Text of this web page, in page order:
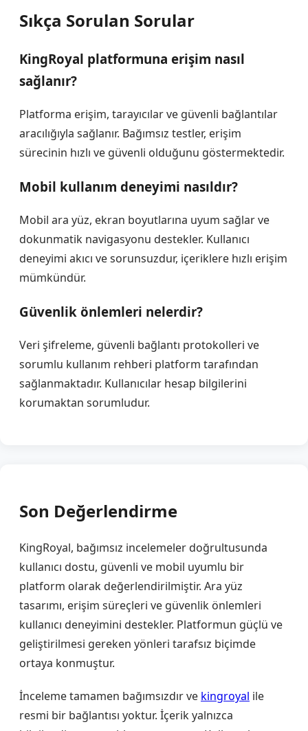
Sıkça Sorulan Sorular
KingRoyal platformuna erişim nasıl
sağlanır?
Platforma erişim, tarayıcılar ve güvenli bağlantılar
aracılığıyla sağlanır. Bağımsız testler, erişim
sürecinin hızlı ve güvenli olduğunu göstermektedir.
Mobil kullanım deneyimi nasıldır?
Mobil ara yüz, ekran boyutlarına uyum sağlar ve
dokunmatik navigasyonu destekler. Kullanıcı
deneyimi akıcı ve sorunsuzdur, içeriklere hızlı erişim
mümkündür.
Güvenlik önlemleri nelerdir?
Veri şifreleme, güvenli bağlantı protokolleri ve
sorumlu kullanım rehberi platform tarafından
sağlanmaktadır. Kullanıcılar hesap bilgilerini
korumaktan sorumludur.
Son Değerlendirme
KingRoyal, bağımsız incelemeler doğrultusunda
kullanıcı dostu, güvenli ve mobil uyumlu bir
platform olarak değerlendirilmiştir. Ara yüz
tasarımı, erişim süreçleri ve güvenlik önlemleri
kullanıcı deneyimini destekler. Platformun güçlü ve
geliştirilmesi gereken yönleri tarafsız biçimde
ortaya konmuştur.
İnceleme tamamen bağımsızdır ve kingroyal ile
resmi bir bağlantısı yoktur. İçerik yalnızca